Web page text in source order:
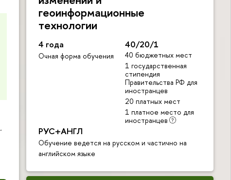
геоинформационные
технологии
4 года
Очная форма обучения
40/20/1
40 бюджетных мест
1 государственная
стипендия
Правительства РФ для
иностранцев
20 платных мест
1 платное место для
иностранцев
РУС+АНГЛ
Обучение ведется на русском и частично на
английском языке